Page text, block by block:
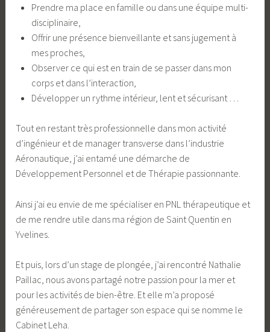
Prendre ma place en famille ou dans une équipe multi-
disciplinaire,
Offrir une présence bienveillante et sans jugement à
mes proches,
Observer ce qui est en train de se passer dans mon
corps et dans l’interaction,
Développer un rythme intérieur, lent et sécurisant …
Tout en restant très professionnelle dans mon activité
d’ingénieur et de manager transverse dans l’industrie
Aéronautique, j’ai entamé une démarche de
Développement Personnel et de Thérapie passionnante.
Ainsi j’ai eu envie de me spécialiser en PNL thérapeutique et
de me rendre utile dans ma région de Saint Quentin en
Yvelines.
Et puis, lors d’un stage de plongée, j’ai rencontré Nathalie
Paillac, nous avons partagé notre passion pour la mer et
pour les activités de bien-être. Et elle m’a proposé
généreusement de partager son espace qui se nomme le
Cabinet Leha.